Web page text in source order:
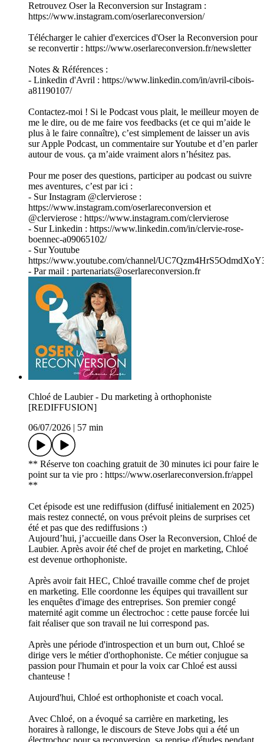
Retrouvez Oser la Reconversion sur Instagram :
https://www.instagram.com/oserlareconversion/
Télécharger le cahier d'exercices d'Oser la Reconversion pour
se reconvertir : https://www.oserlareconversion.fr/newsletter
Notes & Références :
- Linkedin d'Avril : https://www.linkedin.com/in/avril-cibois-
a81190107/
Contactez-moi ! Si le Podcast vous plait, le meilleur moyen de
me le dire, ou de me faire vos feedbacks (et ce qui m’aide le
plus à le faire connaître), c’est simplement de laisser un avis
sur Apple Podcast, un commentaire sur Youtube et d’en parler
autour de vous. ça m’aide vraiment alors n’hésitez pas.
Pour me poser des questions, participer au podcast ou suivre
mes aventures, c’est par ici :
- Sur Instagram @clervierose :
https://www.instagram.com/oserlareconversion et
@clervierose : https://www.instagram.com/clervierose
- Sur Linkedin : https://www.linkedin.com/in/clervie-rose-
boennec-a09065102/
- Sur Youtube
https://www.youtube.com/channel/
- Par mail : partenariats@oserlareconversion.fr
Chloé de Laubier - Du marketing à orthophoniste
[REDIFFUSION]
06/07/2026
57 min
** Réserve ton coaching gratuit de 30 minutes ici pour faire le
point sur ta vie pro : https://www.oserlareconversion.fr/appel
**
Cet épisode est une rediffusion (diffusé initialement en 2025)
mais restez connecté, on vous prévoit pleins de surprises cet
été et pas que des rediffusions :)
Aujourd’hui, j’accueille dans Oser la Reconversion, Chloé de
Laubier. Après avoir été chef de projet en marketing, Chloé
est devenue orthophoniste.
Après avoir fait HEC, Chloé travaille comme chef de projet
en marketing. Elle coordonne les équipes qui travaillent sur
les enquêtes d'image des entreprises. Son premier congé
maternité agit comme un électrochoc : cette pause forcée lui
fait réaliser que son travail ne lui correspond pas.
Après une période d'introspection et un burn out, Chloé se
dirige vers le métier d'orthophoniste. Ce métier conjugue sa
passion pour l'humain et pour la voix car Chloé est aussi
chanteuse !
Aujourd'hui, Chloé est orthophoniste et coach vocal.
Avec Chloé, on a évoqué sa carrière en marketing, les
horaires à rallonge, le discours de Steve Jobs qui a été un